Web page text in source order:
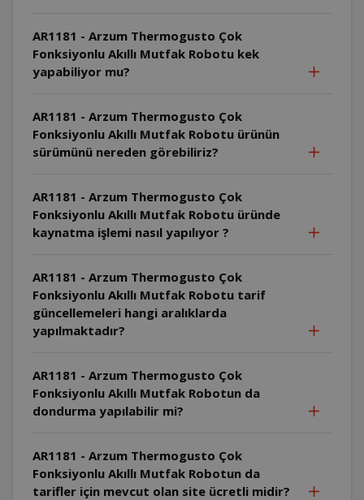
AR1181 - Arzum Thermogusto Çok
Fonksiyonlu Akıllı Mutfak Robotu kek
yapabiliyor mu?
AR1181 - Arzum Thermogusto Çok
Fonksiyonlu Akıllı Mutfak Robotu ürünün
sürümünü nereden görebiliriz?
AR1181 - Arzum Thermogusto Çok
Fonksiyonlu Akıllı Mutfak Robotu üründe
kaynatma işlemi nasıl yapılıyor ?
AR1181 - Arzum Thermogusto Çok
Fonksiyonlu Akıllı Mutfak Robotu tarif
güncellemeleri hangi aralıklarda
yapılmaktadır?
AR1181 - Arzum Thermogusto Çok
Fonksiyonlu Akıllı Mutfak Robotun da
dondurma yapılabilir mi?
AR1181 - Arzum Thermogusto Çok
Fonksiyonlu Akıllı Mutfak Robotun da
tarifler için mevcut olan site ücretli midir?